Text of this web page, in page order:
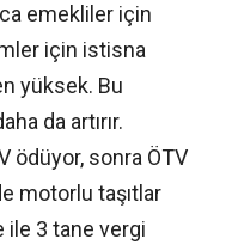
emekliler için
için istisna
yüksek. Bu
da artırır.
ödüyor, sonra ÖTV
motorlu taşıtlar
ile 3 tane vergi